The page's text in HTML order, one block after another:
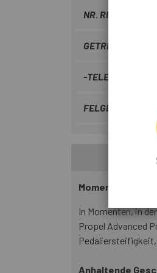
NR. RITZEL
GETRIEBE TYP
-
In Momenten, in
Propel Advanced
Anhaltende